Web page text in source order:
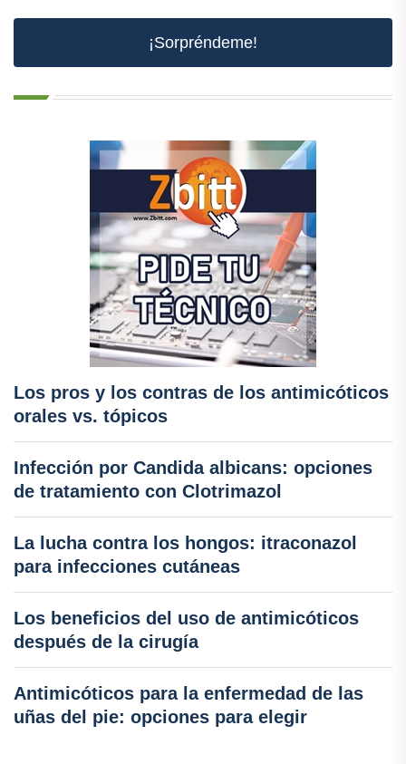
¡Sorpréndeme!
Los pros y los contras de los antimicóticos
orales vs. tópicos
Infección por Candida albicans: opciones
de tratamiento con Clotrimazol
La lucha contra los hongos: itraconazol
para infecciones cutáneas
Los beneficios del uso de antimicóticos
después de la cirugía
Antimicóticos para la enfermedad de las
uñas del pie: opciones para elegir